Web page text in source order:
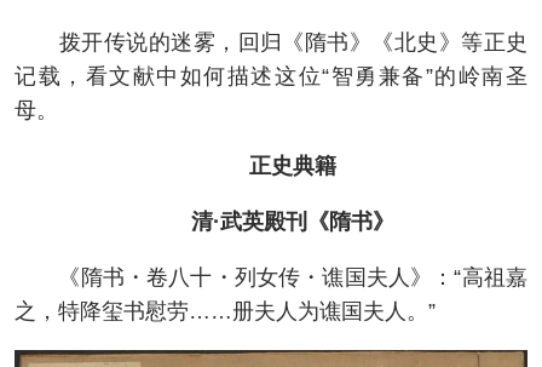
拨开传说的迷雾，回归《隋书》《北史》等正史
记载，看文献中如何描述这位“智勇兼备”的岭南圣
母。
正史典籍
清·武英殿刊《隋书》
《隋书・卷八十・列女传・谯国夫人》：“高祖嘉
之，特降玺书慰劳……册夫人为谯国夫人。”